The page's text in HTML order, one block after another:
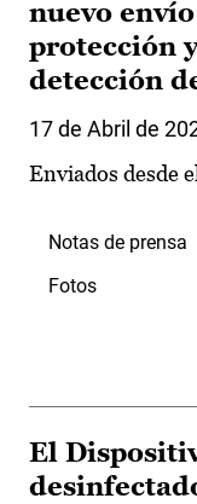
nuevo
protección
detección
17 de Abril de
Enviados desde
Notas de prensa
Fotos
El